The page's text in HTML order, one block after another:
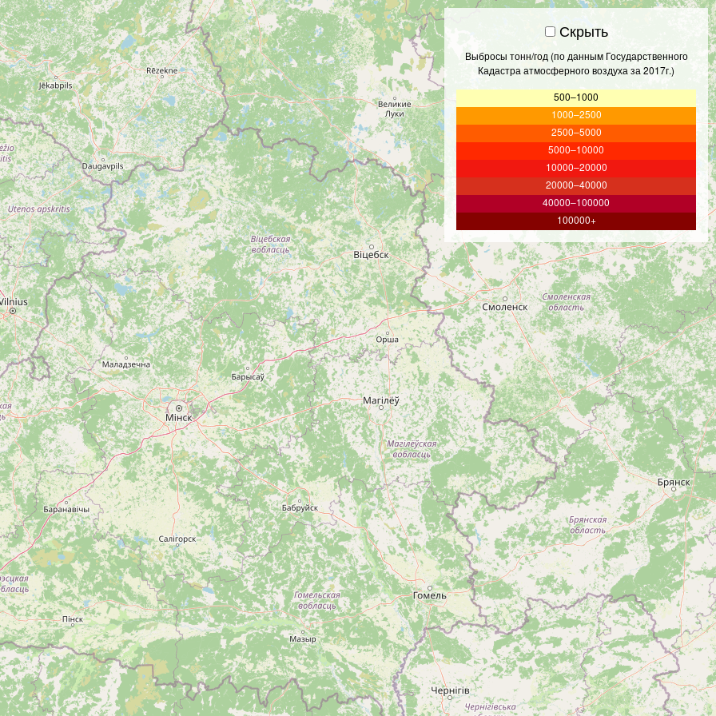
Скрыть
Выбросы тонн/год (по данным Государственного
Кадастра атмосферного воздуха за 2017г.)
500–1000
1000–2500
2500–5000
5000–10000
10000–20000
20000–40000
40000–100000
100000+